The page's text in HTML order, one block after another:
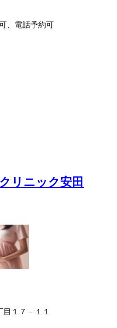
、電話予約可
リニック安田
１７－１１